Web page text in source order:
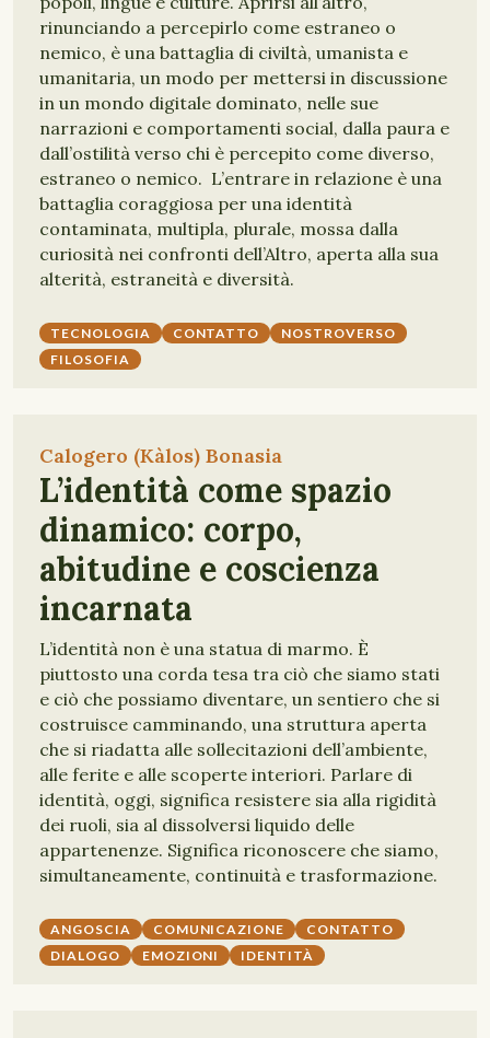
rinunciando a percepirlo come estraneo o
nemico, è una battaglia di civiltà, umanista e
umanitaria, un modo per mettersi in discussione
in un mondo digitale dominato, nelle sue
narrazioni e comportamenti social, dalla paura e
dall’ostilità verso chi è percepito come diverso,
estraneo o nemico. L’entrare in relazione è una
battaglia coraggiosa per una identità
contaminata, multipla, plurale, mossa dalla
curiosità nei confronti dell’Altro, aperta alla sua
alterità, estraneità e diversità.
TECNOLOGIA CONTATTO
NOSTROVERSO
FILOSOFIA
Calogero (Kàlos) Bonasia
L’identità come spazio
dinamico: corpo,
abitudine e coscienza
incarnata
L’identità non è una statua di marmo. È
piuttosto una corda tesa tra ciò che siamo stati
e ciò che possiamo diventare, un sentiero che si
costruisce camminando, una struttura aperta
che si riadatta alle sollecitazioni dell’ambiente,
alle ferite e alle scoperte interiori. Parlare di
identità, oggi, significa resistere sia alla rigidità
dei ruoli, sia al dissolversi liquido delle
appartenenze. Significa riconoscere che siamo,
simultaneamente, continuità e trasformazione.
ANGOSCIA COMUNICAZIONE
CONTATTO
DIALOGO
EMOZIONI IDENTITÀ